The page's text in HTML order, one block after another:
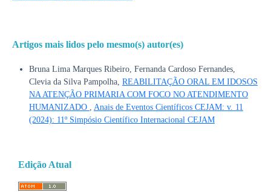
Artigos mais lidos pelo mesmo(s) autor(es)
Bruna Lima Marques Ribeiro, Fernanda Cardoso Fernandes,
Clevia da Silva Pampolha, REABILITAÇÃO ORAL EM IDOSOS
NA ATENÇÃO PRIMARIA COM FOCO NO ATENDIMENTO
HUMANIZADO
Anais de Eventos Científicos CEJAM: v. 11
(2024): 11º Simpósio Científico Internacional CEJAM
Edição Atual